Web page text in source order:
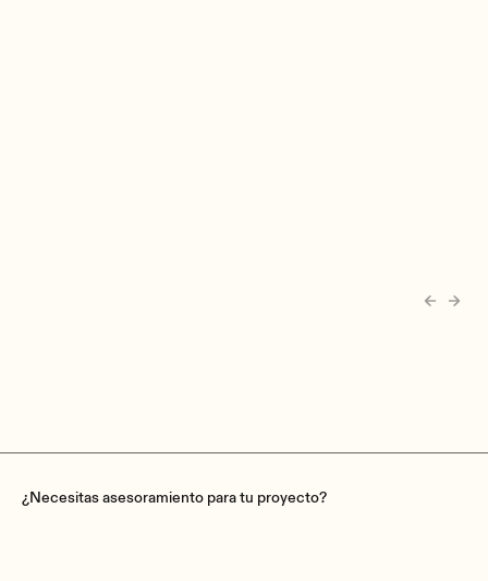
¿Necesitas asesoramiento para tu proyecto?